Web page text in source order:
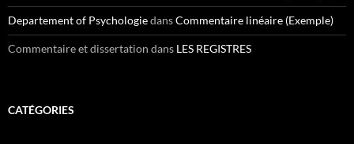
Departement of PsychologiedansCommentaire linéaire (Exemple)
Commentaire et dissertation dans LES REGISTRES
CATÉGORIES